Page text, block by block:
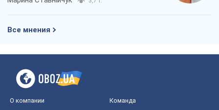
Все мнения
О компании Команда